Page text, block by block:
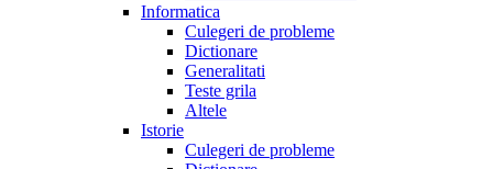
Informatica
Culegeri de probleme
Dictionare
Generalitati
Teste grila
Altele
Istorie
Culegeri de probleme